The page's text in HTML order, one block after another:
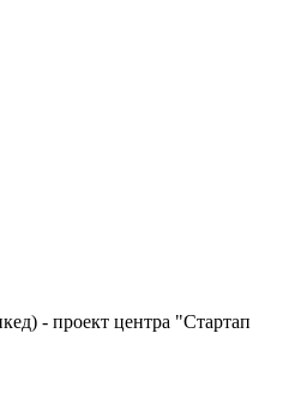
- проект центра "Стартап